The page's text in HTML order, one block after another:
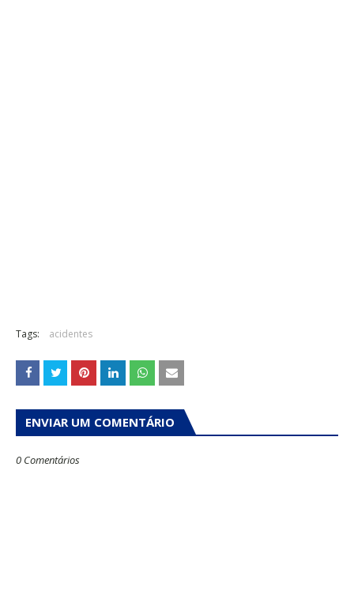
Tags: acidentes
ENVIAR UM COMENTÁRIO
0 Comentários